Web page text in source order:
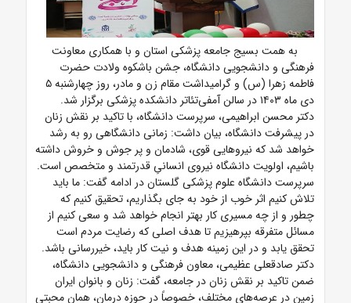
به همت بسیج جامعه پزشکی استان و با همکاری معاونت
فرهنگی و دانشجویی دانشگاه، جشن باشکوه ولادت حضرت
فاطمه زهرا (س) و گرامیداشت مقام زن و مادر، روز چهارشنبه ۵
دی ماه ۱۴۰۳ در سالن آمفی‌تئاتر دانشکده پزشکی برگزار شد.
دکتر محسن ابراهیمی، سرپرست دانشگاه، با تاکید بر نقش زنان
در پیشرفت دانشگاه، بیان داشت: زمانی دانشگاهی رو به رشد
خواهد شد که نیروهایی قوی، شادمان و پر جوش و خروش داشته
باشیم، اولویت دانشگاه نیروی انسانیِ قدرتمند و متخصص است.
سرپرست دانشگاه علوم پزشکی گلستان در ادامه گفت: ما باید
تلاش کنیم اثر خوب از خود به جای بگذاریم، تحقیق کنیم که
چطور و از چه مسیری کار بهتر انجام خواهد شد و سعی کنیم از
مسائل متفرقه بپرهیزیم تا هدف اصلی که رضایت مردم است
تحقق یابد و در این زمینه هدف و نیت کار باید، خیررسانی باشد.
دکتر صادقعلی عظیمی، معاون فرهنگی و دانشجویی دانشگاه،
ضمن تاکید بر نقش زنان در جامعه، گفت: زنان و بانوان ایران
زمین در عرصه‌های مختلف، خصوصاً در حوزه درمان، همان محبتی